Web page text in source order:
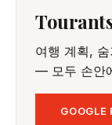
여행 계획,
— 모두 손안
GOOGLE